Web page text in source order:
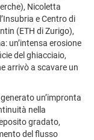
Nicoletta
e Centro di
(ETH di Zurigo),
un’intensa erosione
del ghiacciaio,
arrivò a scavare un
un’impronta
nella
gradato,
del flusso